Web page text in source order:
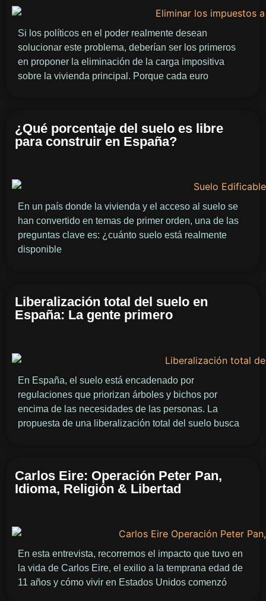
Si los políticos en el poder realmente desean
solucionar este problema, deberían ser los primeros
en proponer la eliminación de la carga impositiva
sobre la vivienda principal. Porque cada euro
¿Qué porcentaje del suelo es libre
para construir en España?
En un país donde la vivienda y el acceso al suelo se
han convertido en temas de primer orden, una de las
preguntas clave es: ¿cuánto suelo está realmente
disponible
Liberalización total del suelo en
España: La gente primero
En España, el suelo está encadenado por
regulaciones que priorizan árboles y bichos por
encima de las necesidades de las personas. La
propuesta de una liberalización total del suelo busca
Carlos Eire: Operación Peter Pan,
Idioma, Religión & Libertad
En esta entrevista, recorremos el impacto que tuvo en
la vida de Carlos Eire, el exilio a la temprana edad de
11 años y cómo vivir en Estados Unidos comenzó